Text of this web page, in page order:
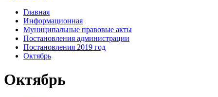
Главная
Информационная
Муниципальные правовые акты
Постановления администрации
Постановления 2019 год
Октябрь
Октябрь